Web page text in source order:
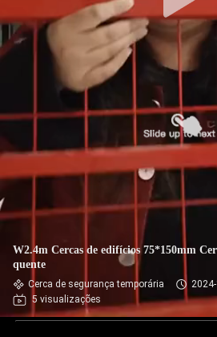
W2.4m Cercas de edifícios 75*150mm
quente
Cerca de segurança temporária
5 visualizações